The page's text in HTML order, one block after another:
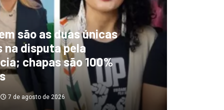
são as duas únicas
na disputa pela
chapas são 100%
7 de agosto de 2026